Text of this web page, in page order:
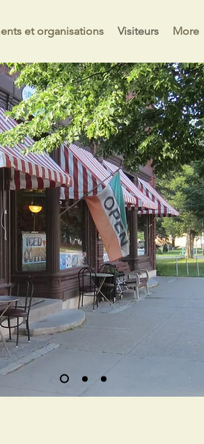
et organisations Visiteurs More